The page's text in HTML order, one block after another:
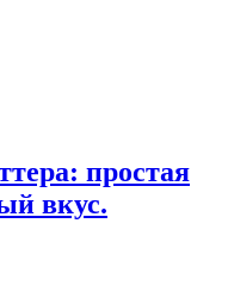
простая
вкус.